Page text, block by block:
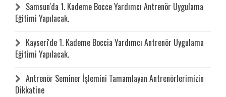
Samsun'da 1. Kademe Bocce Yardımcı Antrenör Uygulama
Eğitimi Yapılacak.
Kayseri'de 1. Kademe Boccia Yardımcı Antrenör Uygulama
Eğitimi Yapılacak.
Antrenör Seminer İşlemini Tamamlayan Antrenörlerimizin
Dikkatine